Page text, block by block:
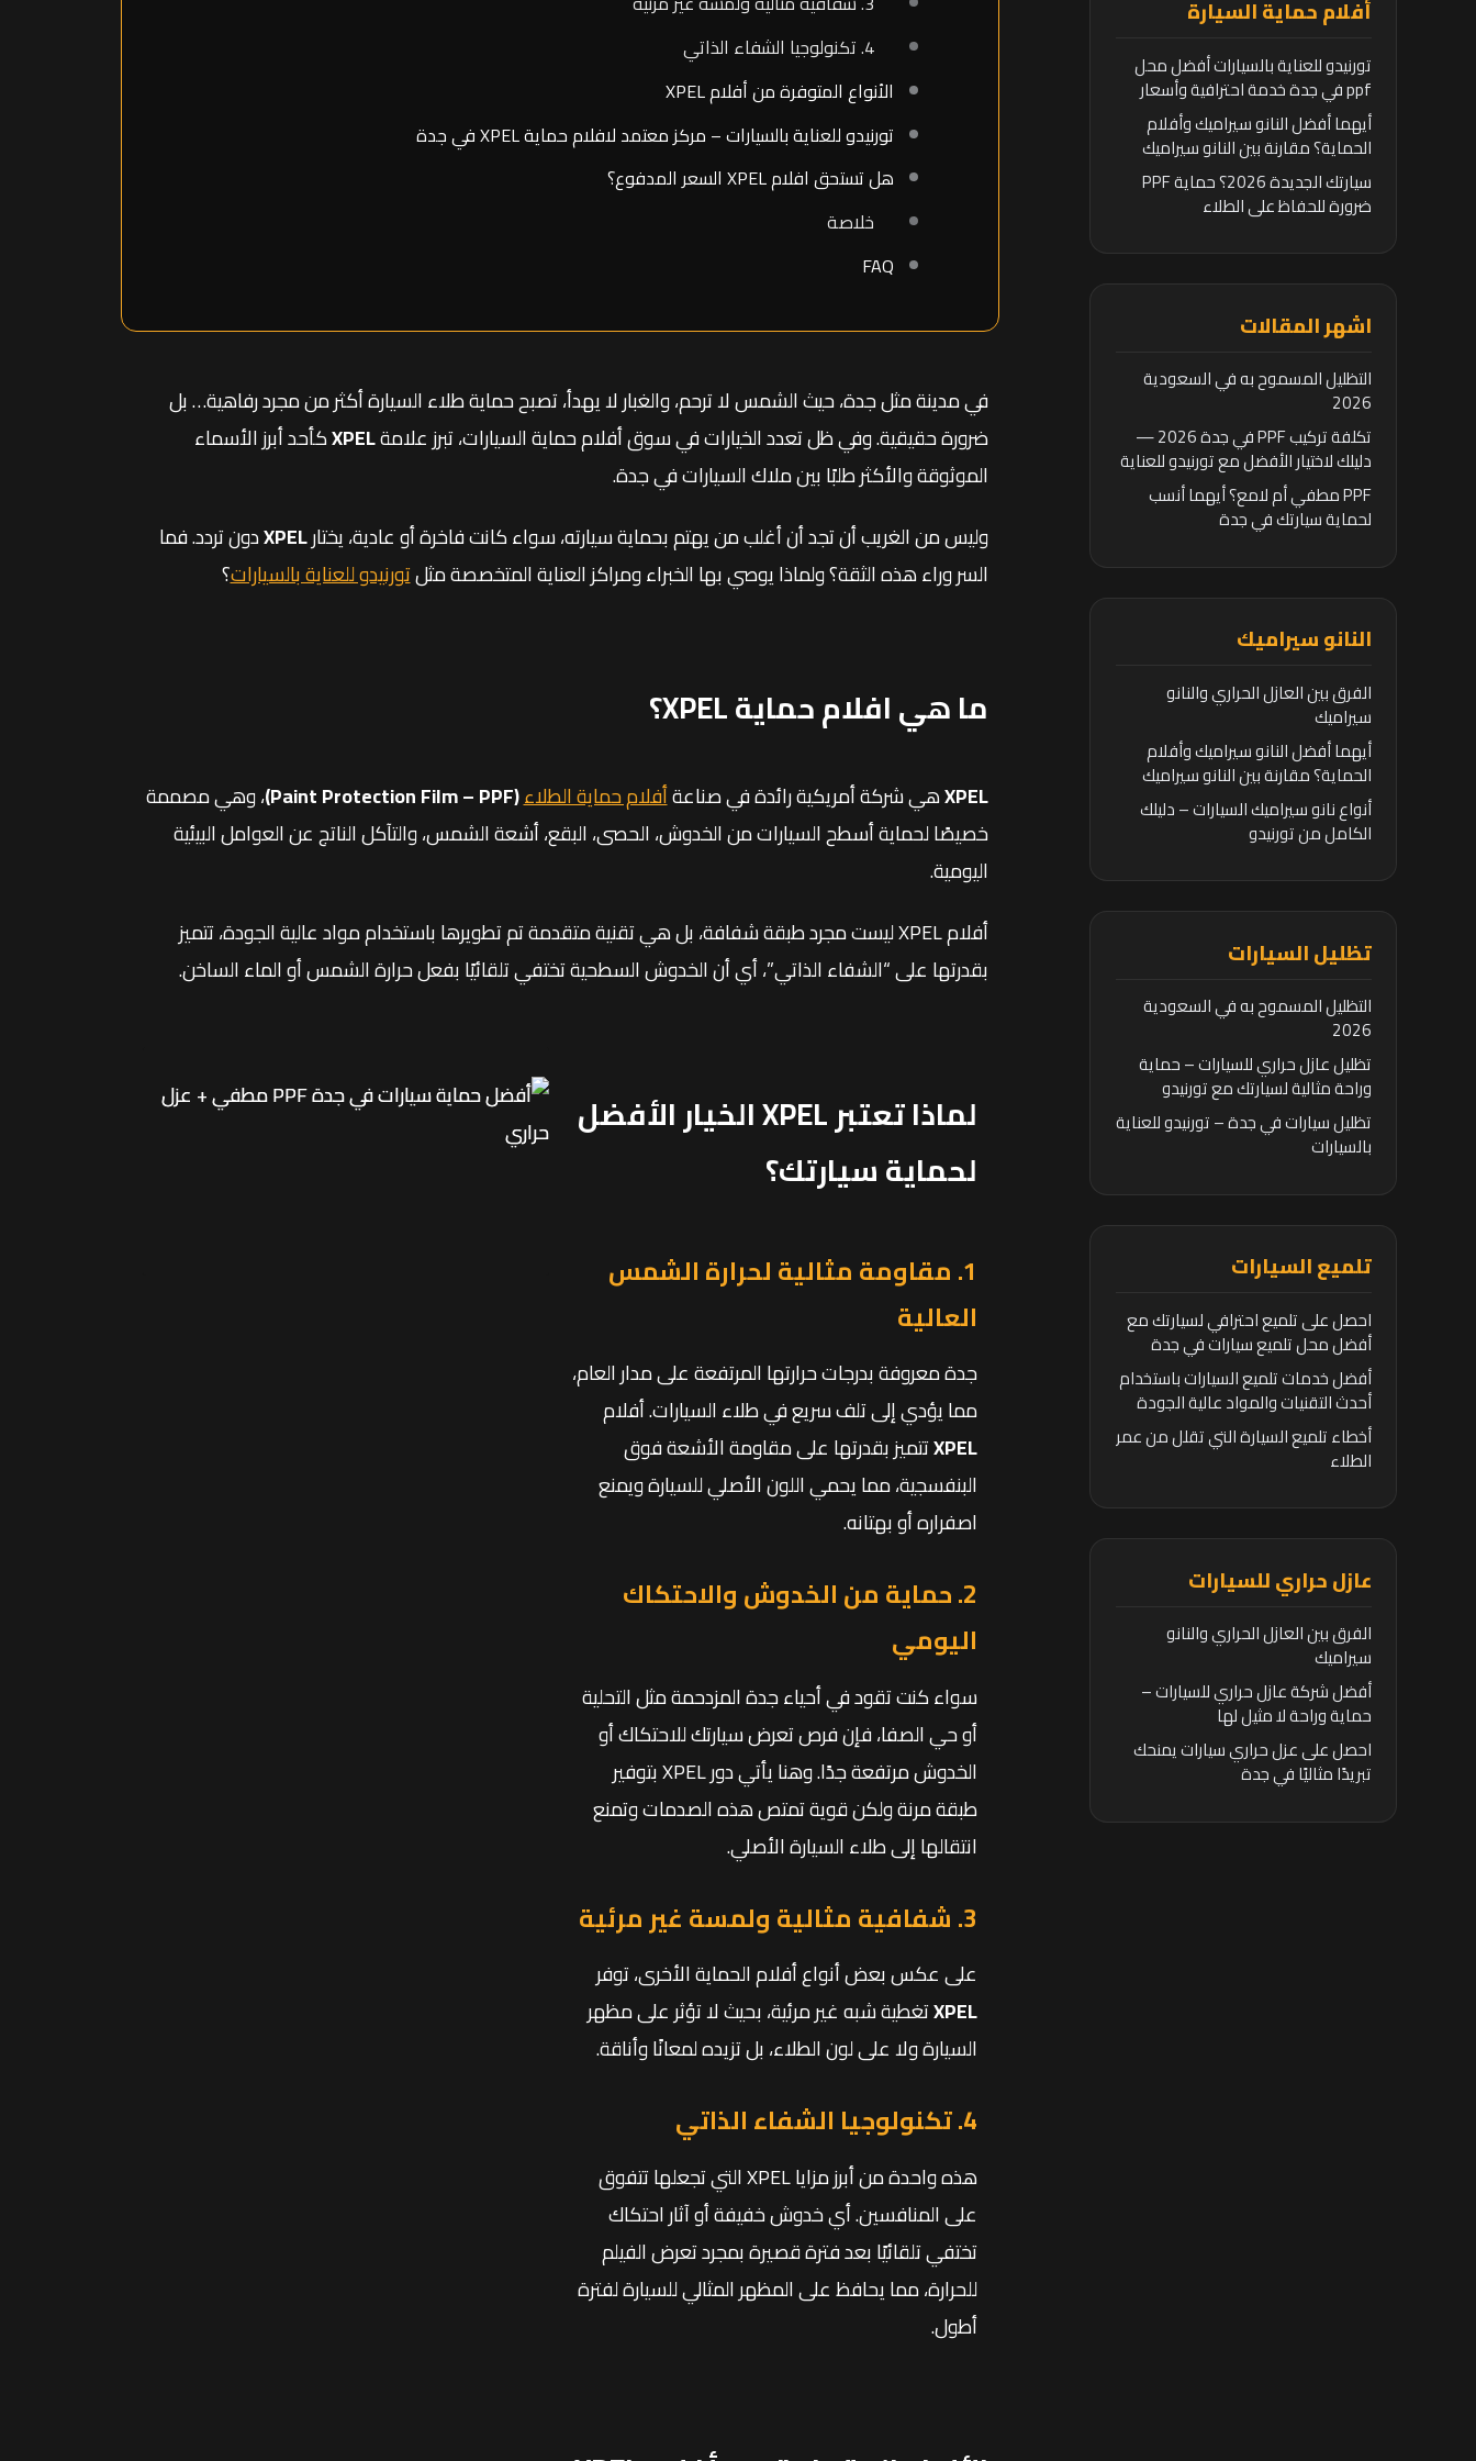
أفلام حماية السيارة
تورنيدو للعناية بالسيارات أفضل محل
ppf في جدة خدمة احترافية وأسعار
تنافسية
أيهما أفضل النانو سيراميك وأفلام
الحماية؟ مقارنة بين النانو سيراميك
وأفلام الحماية سيارتك الجديدة 2026؟ حماية PPF
ضرورة للحفاظ على الطلاء
اشهر المقالات
التظليل المسموح به في السعودية
2026
تكلفة تركيب PPF في جدة 2026 —
دليلك لاختيار الأفضل مع تورنيدو للعناية
بالسياراتPPF مطفي أم لامع؟ أيهما أنسب
لحماية سيارتك في جدة
النانو سيراميك
الفرق بين العازل الحراري والنانو
سيراميك
أيهما أفضل النانو سيراميك وأفلام
الحماية؟ مقارنة بين النانو سيراميك
وأفلام الحماية
أنواع نانو سيراميك السيارات – دليلك
الكامل من تورنيدو
تظليل السيارات
التظليل المسموح به في السعودية
2026
تظليل عازل حراري للسيارات – حماية
وراحة مثالية لسيارتك مع تورنيدو
تظليل سيارات في جدة – تورنيدو للعناية
بالسيارات
تلميع السيارات
احصل على تلميع احترافي لسيارتك مع
أفضل محل تلميع سيارات في جدة
أفضل خدمات تلميع السيارات باستخدام
أحدث التقنيات والمواد عالية الجودة
أخطاء تلميع السيارة التي تقلل من عمر
الطلاء
عازل حراري للسيارات
الفرق بين العازل الحراري والنانو
سيراميك
أفضل شركة عازل حراري للسيارات –
حماية وراحة لا مثيل لها
احصل على عزل حراري سيارات يمنحك
تبريدًا مثاليًا في جدة
4. تكنولوجيا الشفاء الذاتي
الأنواع المتوفرة من أفلام XPEL
تورنيدو للعناية بالسيارات – مركز معتمد لافلام حماية XPEL في جدة
هل تستحق افلام XPEL السعر المدفوع؟
خلاصة
FAQ
في مدينة مثل جدة، حيث الشمس لا ترحم، والغبار لا يهدأ، تصبح حماية طلاء السيارة أكثر من مجرد رفاهية… بل
ضرورة حقيقية. وفي ظل تعدد الخيارات في سوق أفلام حماية السيارات، تبرز علامةXPELكأحد أبرز الأسماء
الموثوقة والأكثر طلبًا بين ملاك السيارات في جدة.
وليس من الغريب أن تجد أن أغلب من يهتم بحماية سيارته، سواء كانت فاخرة أو عادية، يختارXPELدون تردد. فما
السر وراء هذه الثقة؟ ولماذا يوصي بها الخبراء ومراكز العناية المتخصصة مثلتورنيدو للعناية بالسيارات؟
ما هي افلام حماية XPEL؟
XPELهي شركة أمريكية رائدة في صناعةأفلام حماية الطلاء(Paint Protection Film – PPF)
، وهي مصممة
خصيصًا لحماية أسطح السيارات من الخدوش، الحصى، البقع، أشعة الشمس، والتآكل الناتج عن العوامل البيئية
اليومية.
أفلام XPEL ليست مجرد طبقة شفافة، بل هي تقنية متقدمة تم تطويرها باستخدام مواد عالية الجودة، تتميز
بقدرتها على “الشفاء الذاتي”، أي أن الخدوش السطحية تختفي تلقائيًا بفعل حرارة الشمس أو الماء الساخن.
لماذا تعتبر XPEL الخيار الأفضل
لحماية سيارتك؟
1. مقاومة مثالية لحرارة الشمس
العالية
جدة معروفة بدرجات حرارتها المرتفعة على مدار العام،
مما يؤدي إلى تلف سريع في طلاء السيارات. أفلام
XPELتتميز بقدرتها على مقاومة الأشعة فوق
البنفسجية، مما يحمي اللون الأصلي للسيارة ويمنع
اصفراره أو بهتانه.
2. حماية من الخدوش والاحتكاك
اليومي
سواء كنت تقود في أحياء جدة المزدحمة مثل التحلية
أو حي الصفا، فإن فرص تعرض سيارتك للاحتكاك أو
الخدوش مرتفعة جدًا. وهنا يأتي دور XPEL بتوفير
طبقة مرنة ولكن قوية تمتص هذه الصدمات وتمنع
انتقالها إلى طلاء السيارة الأصلي.
3. شفافية مثالية ولمسة غير مرئية
على عكس بعض أنواع أفلام الحماية الأخرى، توفر
XPELتغطية شبه غير مرئية، بحيث لا تؤثر على مظهر
السيارة ولا على لون الطلاء، بل تزيده لمعانًا وأناقة.
4. تكنولوجيا الشفاء الذاتي
هذه واحدة من أبرز مزايا XPEL التي تجعلها تتفوق
على المنافسين. أي خدوش خفيفة أو آثار احتكاك
تختفي تلقائيًا بعد فترة قصيرة بمجرد تعرض الفيلم
للحرارة، مما يحافظ على المظهر المثالي للسيارة لفترة
أطول.